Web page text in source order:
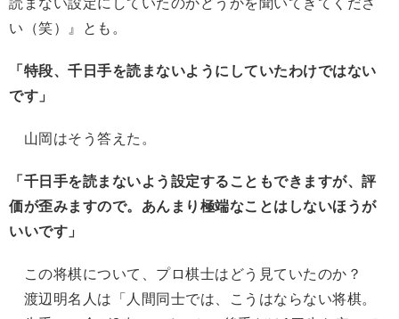
読まない設定にしていたのかどうかを聞いてきてくださ
い（笑）』とも。
「特段、千日手を読まないようにしていたわけではない
です」
山岡はそう答えた。
「千日手を読まないよう設定することもできますが、評
価が歪みますので。あんまり極端なことはしないほうが
いいです」
この将棋について、プロ棋士はどう見ていたのか？
渡辺明名人は「人間同士では、こうはならない将棋。